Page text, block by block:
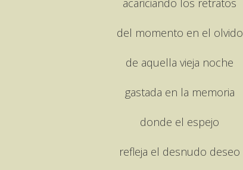
del momento en el olvido
de aquella vieja noche
gastada en la memoria
donde el espejo
refleja el desnudo deseo